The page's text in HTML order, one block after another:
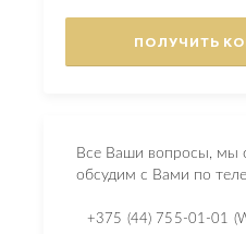
Все Ваши вопросы, мы
обсудим с Вами по
+375 (44) 755-01-01